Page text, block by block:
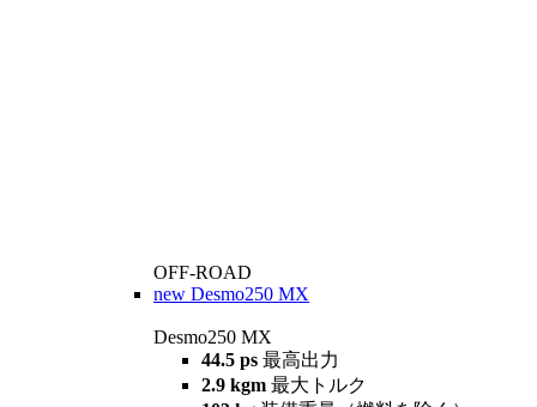
OFF-ROAD
new Desmo250 MX
Desmo250 MX
44.5 ps 最高出力
2.9 kgm 最大トルク